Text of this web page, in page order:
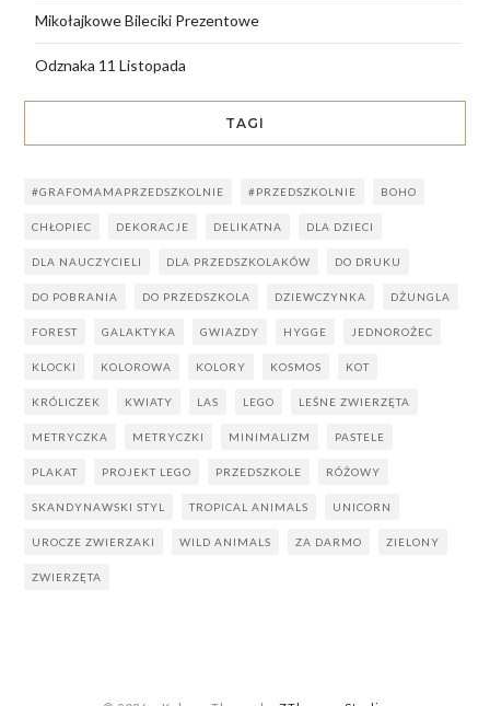
Mikołajkowe Bileciki Prezentowe
Odznaka 11 Listopada
TAGI
#GRAFOMAMAPRZEDSZKOLNIE #PRZEDSZKOLNIE BOHO
CHŁOPIEC DEKORACJE DELIKATNA DLA DZIECI
DLA NAUCZYCIELI DLA PRZEDSZKOLAKÓW DO DRUKU
DO POBRANIA DO PRZEDSZKOLA DZIEWCZYNKA DŻUNGLA
FOREST GALAKTYKA GWIAZDY HYGGE JEDNOROŻEC
KLOCKI KOLOROWA KOLORY KOSMOS KOT
KRÓLICZEK KWIATY LAS LEGO LEŚNE ZWIERZĘTA
METRYCZKA METRYCZKI MINIMALIZM PASTELE
PLAKAT PROJEKT LEGO PRZEDSZKOLE RÓŻOWY
SKANDYNAWSKI STYL TROPICAL ANIMALS UNICORN
UROCZE ZWIERZAKI WILD ANIMALS ZA DARMO ZIELONY
ZWIERZĘTA